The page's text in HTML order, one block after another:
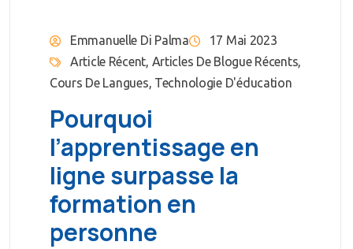
Emmanuelle Di Palma
17 Mai 2023
Article Récent, Articles De Blogue Récents,
Cours De Langues, Technologie D'éducation
Pourquoi
l’apprentissage en
ligne surpasse la
formation en
personne